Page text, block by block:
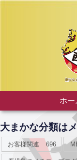
ホー
大まかな分類は
お客様関連 696